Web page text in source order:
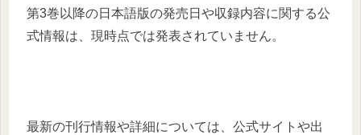
第3巻以降の日本語版の発売日や収録内容に関する公
式情報は、現時点では発表されていません。
最新の刊行情報や詳細については、公式サイトや出